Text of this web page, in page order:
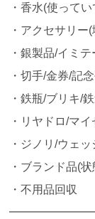
・香水(使って
・アクセサリー
・銀製品/イミ
・切手/金券/記
・鉄瓶/ブリキ/
・リヤドロ/マ
・ジノリ/ウェ
・ブランド品(
・不用品回収